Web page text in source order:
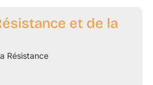
et de la
Résistance